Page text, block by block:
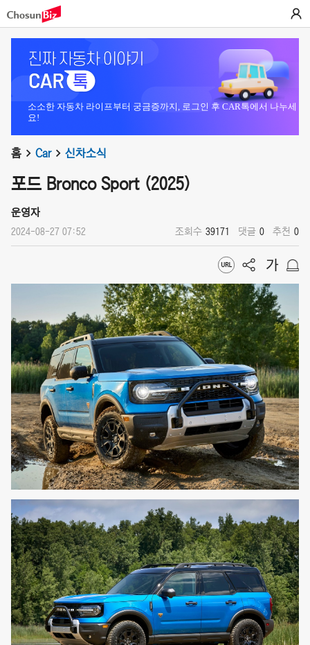
소소한 자동차 라이프부터 궁금증까지, 로그인 후 CAR톡에서 나누세
요!
홈 Car 신차소식
포드 Bronco Sport (2025)
운영자
2024-08-27 07:52 조회수 39171 댓글 0 추천 0